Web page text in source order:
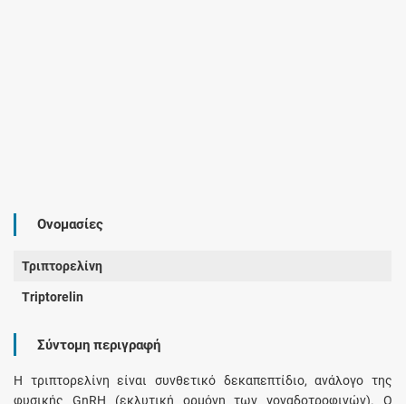
Ονομασίες
Τριπτορελίνη
Triptorelin
Σύντομη περιγραφή
Η τριπτορελίνη είναι συνθετικό δεκαπεπτίδιο, ανάλογο της
φυσικής GnRH (εκλυτική ορμόνη των γοναδοτροφινών). Ο